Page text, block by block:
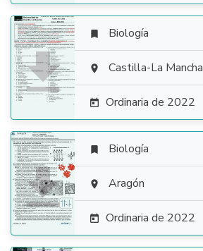

 Biología
 Castilla-La Mancha
 Ordinaria de 2022

 Biología
 Aragón
 Ordinaria de 2022